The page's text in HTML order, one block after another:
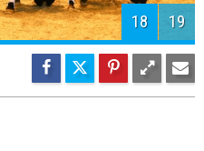
18 19